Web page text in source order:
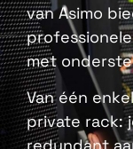
van Asimo
met
Van één
private rack: